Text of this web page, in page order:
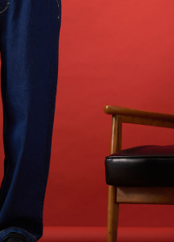
單仍視為有效，需透過AFTEE先享
之結帳頁面顯示為準，若有關於
關疑問，請聯繫「AFTEE先享後付
support/home
「AFTEE先享後付」服務完成之交
料，並將交易相關給付款項請求債
網址：
人或監護人之同意方可使用
引起之損失，本公司不負相關責
個別帳號之用戶狀況，依本公司即
不足之情形，本公司將視審查結果
運費
運費
免運費
免運費